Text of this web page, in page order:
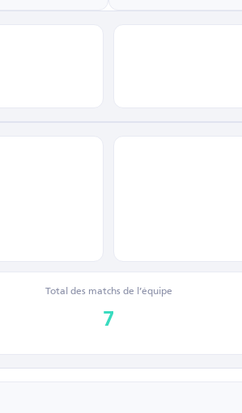
Total des matchs de l’équipe
7